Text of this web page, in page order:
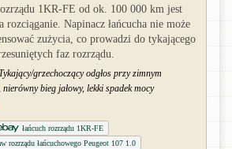
1KR-FE od ok. 100 000 km jest
rozciąganie. Napinacz łańcucha nie może
zużycia, co prowadzi do tykającego
faz rozrządu.
grzechoczący odgłos przy zimnym
bieg jałowy, lekki spadek mocy
łańcuch rozrządu 1KR-FE
rozrządu łańcuchowego Peugeot 107 1.0